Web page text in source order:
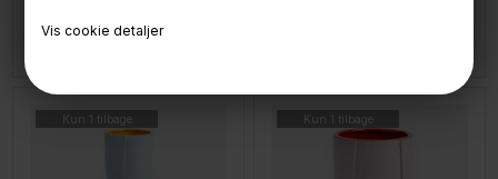
Vis cookie detaljer
Kun 1 tilbage Kun 1 tilbage